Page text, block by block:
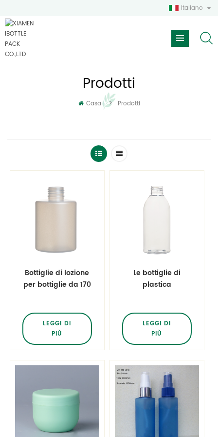
Italiano
Prodotti
Casa > Prodotti
Bottiglie di lozione
per bottiglie da 170
LEGGI DI
PIÙ
Le bottiglie di
plastica
bottiglie di
lavaggio in acqua
LEGGI DI
PIÙ